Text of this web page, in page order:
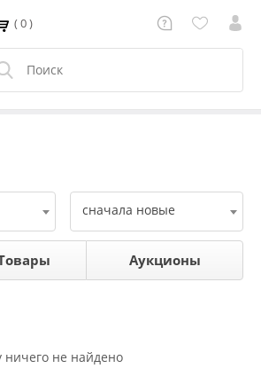
( 0 )
Аукционы
сначала новые
не найдено